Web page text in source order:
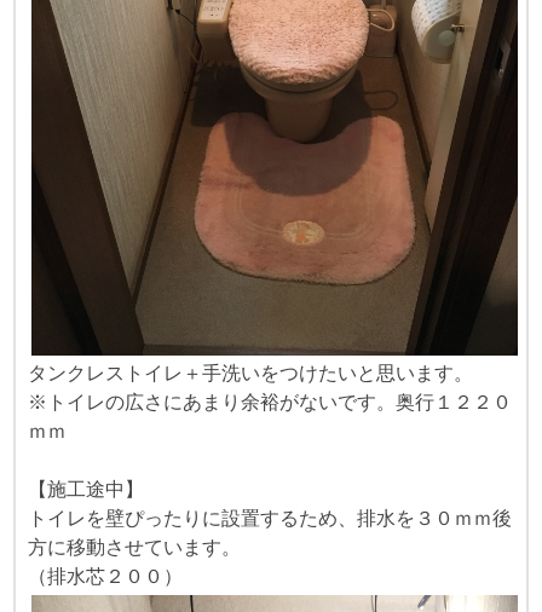
タンクレストイレ＋手洗いをつけたいと思います。
※トイレの広さにあまり余裕がないです。奥行１２２０
ｍｍ
【施工途中】
トイレを壁ぴったりに設置するため、排水を３０ｍｍ後
方に移動させています。
（排水芯２００）